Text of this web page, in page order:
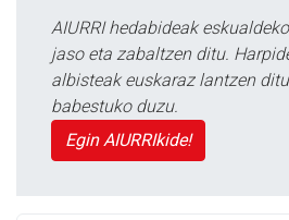
AIURRI hedabideak
jaso eta zabaltzen ditu.
albisteak euskaraz lantzen
babestuko duzu.
Egin AIURRIkide!